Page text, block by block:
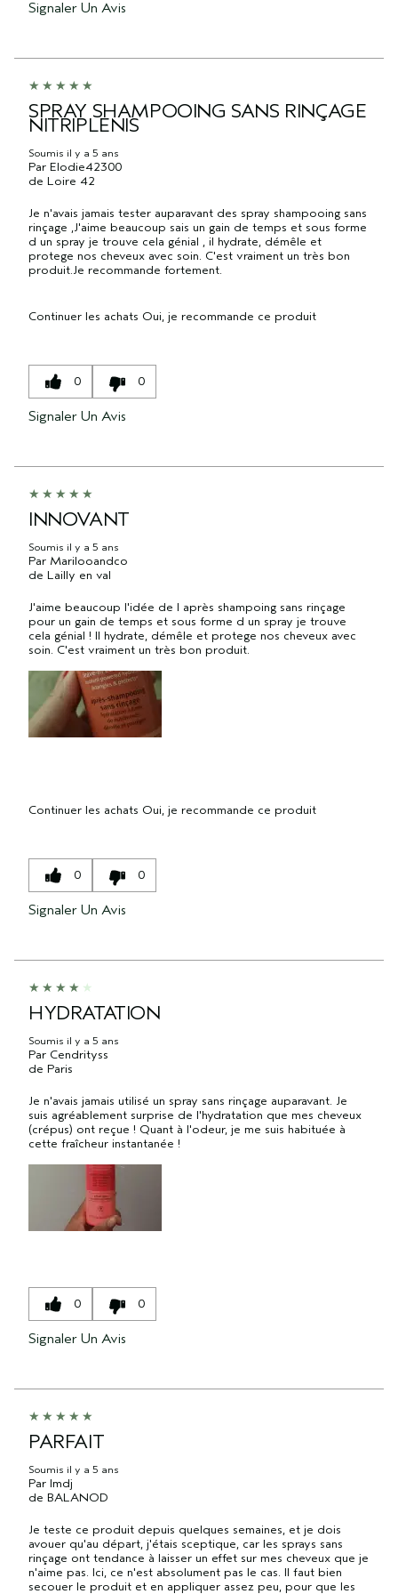
Signaler Un Avis
SPRAY SHAMPOOING SANS RINÇAGE
NITRIPLENIS
Soumis il y a 5 ans
Par Elodie42300
de Loire 42
Je n'avais jamais tester auparavant des spray shampooing sans
rinçage ,J'aime beaucoup sais un gain de temps et sous forme
d un spray je trouve cela génial , il hydrate, démêle et
protege nos cheveux avec soin. C'est vraiment un très bon
produit.Je recommande fortement.
Continuer les achats Oui, je recommande ce produit
0 0
Signaler Un Avis
INNOVANT
Soumis il y a 5 ans
Par Marilooandco
de Lailly en val
J'aime beaucoup l'idée de l après shampoing sans rinçage
pour un gain de temps et sous forme d un spray je trouve
cela génial ! Il hydrate, démêle et protege nos cheveux avec
soin. C'est vraiment un très bon produit.
Continuer les achats Oui, je recommande ce produit
0 0
Signaler Un Avis
HYDRATATION
Soumis il y a 5 ans
Par Cendrityss
de Paris
Je n'avais jamais utilisé un spray sans rinçage auparavant. Je
suis agréablement surprise de l'hydratation que mes cheveux
(crépus) ont reçue ! Quant à l'odeur, je me suis habituée à
cette fraîcheur instantanée !
0 0
Signaler Un Avis
PARFAIT
Soumis il y a 5 ans
Par lmdj
de BALANOD
Je teste ce produit depuis quelques semaines, et je dois
avouer qu'au départ, j'étais sceptique, car les sprays sans
rinçage ont tendance à laisser un effet sur mes cheveux que je
n'aime pas. Ici, ce n'est absolument pas le cas. Il faut bien
secouer le produit et en appliquer assez peu, pour que les